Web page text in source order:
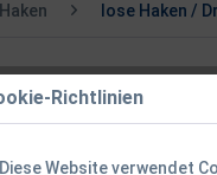
lose Haken /
Richtlinien
Diese Website verwendet